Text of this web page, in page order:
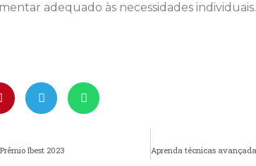
adequado às necessidades individuais.
Ibest 2023